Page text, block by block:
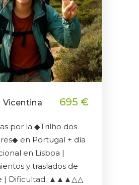
Vicentina 695 €
por la ◆Trilho dos
en Portugal + día
en Lisboa |
y traslados de
| Dificultad: ▲▲▲△△